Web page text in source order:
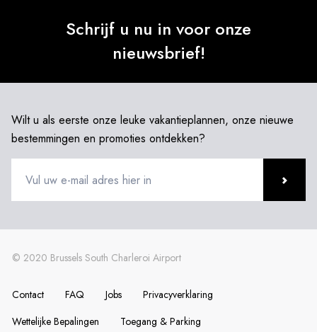
Schrijf u nu in voor onze
nieuwsbrief!
Wilt u als eerste onze leuke vakantieplannen, onze nieuwe
bestemmingen en promoties ontdekken?
Contact FAQ Jobs
Privacyverklaring
Wettelijke Bepalingen
Toegang & Parking